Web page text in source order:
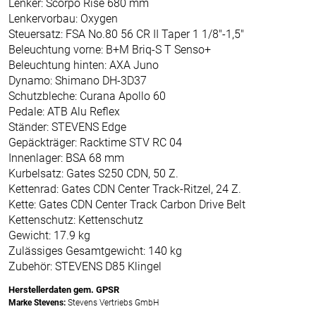
Lenker: Scorpo Rise 680 mm
Lenkervorbau: Oxygen
Steuersatz: FSA No.80 56 CR II Taper 1 1/8"-1,5"
Beleuchtung vorne: B+M Briq-S T Senso+
Beleuchtung hinten: AXA Juno
Dynamo: Shimano DH-3D37
Schutzbleche: Curana Apollo 60
Pedale: ATB Alu Reflex
Ständer: STEVENS Edge
Gepäckträger: Racktime STV RC 04
Innenlager: BSA 68 mm
Kurbelsatz: Gates S250 CDN, 50 Z.
Kettenrad: Gates CDN Center Track-Ritzel, 24 Z.
Kette: Gates CDN Center Track Carbon Drive Belt
Kettenschutz: Kettenschutz
Gewicht: 17.9 kg
Zulässiges Gesamtgewicht: 140 kg
Zubehör: STEVENS D85 Klingel
Herstellerdaten gem. GPSR
Marke Stevens: Stevens Vertriebs GmbH